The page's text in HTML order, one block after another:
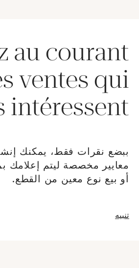
au courant
ventes qui
intéressent !
ببضع نقرات فقط، يمكنك
معايير مخصصة ليتم إعلامك
أو بيع نوع معين من القطع.
نافذة جديدةإنشاء
تنبيه